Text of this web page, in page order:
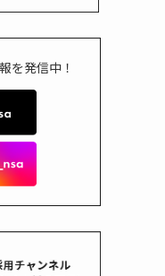
を発信中！